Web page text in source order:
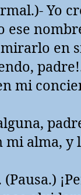
Yo
ese
mirarlo en
mi
alma, y